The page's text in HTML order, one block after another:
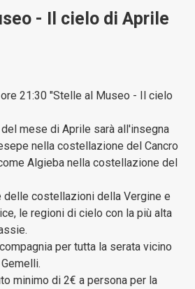
- Il cielo di Aprile
21:30 "Stelle al Museo - Il cielo
mese di Aprile sarà all'insegna
nella costellazione del Cancro
Algieba nella costellazione del
delle costellazioni della Vergine e
le regioni di cielo con la più alta
per tutta la serata vicino
minimo di 2€ a persona per la